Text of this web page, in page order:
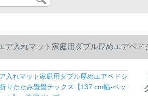
ア入れマット家庭用ダブル厚めエアベ